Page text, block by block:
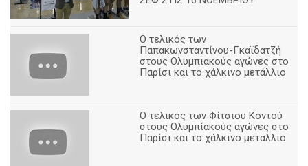
Ο τελικός των
Παπακωνσταντίνου-Γκαϊδατζή
στους Ολυμπιακούς αγώνες στο
Παρίσι και το χάλκινο μετάλλιο
Ο τελικός των Φίτσιου Κοντού
στους Ολυμπίακούς αγώνες στο
Παρίσι και το χάλκινο μετάλλιο